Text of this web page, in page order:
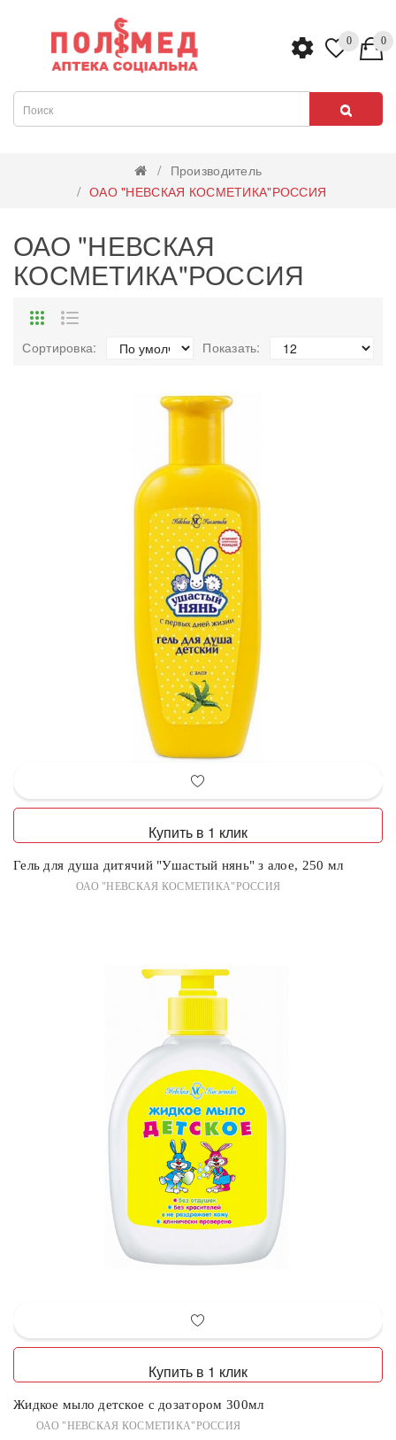
0 0
Производитель
ОАО "НЕВСКАЯ КОСМЕТИКА"РОССИЯ
ОАО "НЕВСКАЯ
КОСМЕТИКА"РОССИЯ
Сортировка: Показать:
Купить в 1 клик
Гель для душа дитячий "Ушастый нянь" з алое, 250 мл
ОАО "НЕВСКАЯ КОСМЕТИКА"РОССИЯ
Купить в 1 клик
Жидкое мыло детское с дозатором 300мл
ОАО "НЕВСКАЯ КОСМЕТИКА"РОССИЯ